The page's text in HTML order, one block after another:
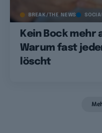
BREAK/THE NEWS
Kein Bock mehr
Warum fast
löscht